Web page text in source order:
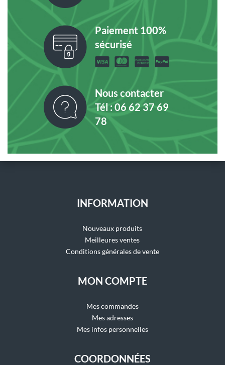
Paiement 100%
sécurisé
Nous contacter
Tél : 06 62 37 69
78
INFORMATION
Nouveaux produits
Meilleures ventes
Conditions générales de vente
MON COMPTE
Mes commandes
Mes adresses
Mes infos personnelles
COORDONNÉES